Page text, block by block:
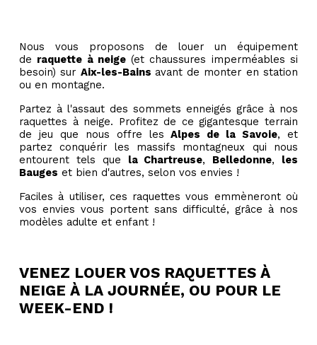
Nous vous proposons de louer un équipement
de raquette à neige(et chaussures imperméables si
besoin) sur Aix-les-Bains avant de monter en station
ou en montagne.
Partez à l'assaut des sommets enneigés grâce à nos
raquettes à neige. Profitez de ce gigantesque terrain
de jeu que nous offre lesAlpes de la Savoie, et
partez conquérir les massifs montagneux qui nous
entourent tels que la Chartreuse, Belledonne, les
Bauges et bien d'autres, selon vos envies !
Faciles à utiliser, ces raquettes vous emmèneront où
vos envies vous portent sans difficulté, grâce à nos
modèles adulte et enfant !
VENEZ LOUER VOS RAQUETTES À
NEIGE À LA JOURNÉE, OU POUR LE
WEEK-END !